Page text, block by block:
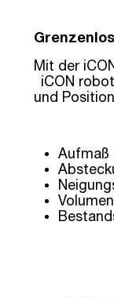
Mit der
iCON
und
Aufmaß
Volumen